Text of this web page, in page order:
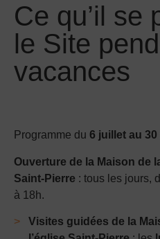
Ce qu’il se
le Site
vacances
Programme du 6 juillet au 30
Ouverture de la Maison de
Saint-Pierre : tous les jours,
à 18h.
Visites guidées de la